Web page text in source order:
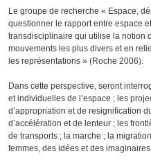
Le groupe de recherche « Espace,
questionner le rapport entre espace
transdisciplinaire qui utilise la notion
mouvements les plus divers et en
les représentations » (Roche 2006).
Dans cette perspective, seront
et individuelles de l’espace ; les
d’appropriation et de resignification
d’accélération et de lenteur ; les
de transports ; la marche ; la
femmes, des idées et des